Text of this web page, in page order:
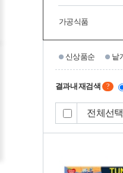
가공식품
신상품순 낱
결과내 재검색 ?
전체선택